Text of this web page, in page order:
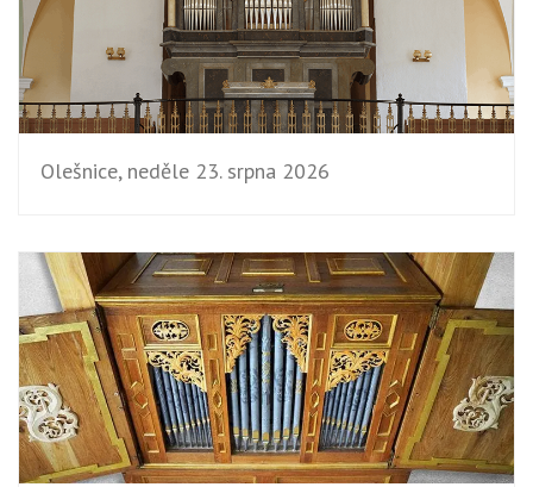
Olešnice, neděle 23. srpna 2026